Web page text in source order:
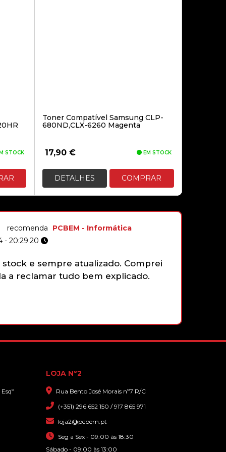
23,90€
CARREGADOR NOX NOTEBOOK
SLIM POWER ADAPTER 65W
26,90€
STOCK
Toner Compatível Samsung CLP-
680ND,CLX-6260 Magenta
17,90 € EM STOCK
DETALHES COMPRAR
recomenda
PCBEM - Informática
- 20:29:20
e sempre atualizado. Comprei
a reclamar tudo bem explicado.
LOJA Nº2
Rua Bento José Morais nº7 R/C
(+351) 296 652 150 / 917 865 971
loja2@pcbem.pt
Seg a Sex - 09:00 às 18:30
Sábado - 09:00 às 13:00